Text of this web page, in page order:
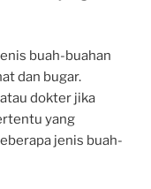
buah-buahan
dan bugar.
dokter jika
yang
jenis buah-